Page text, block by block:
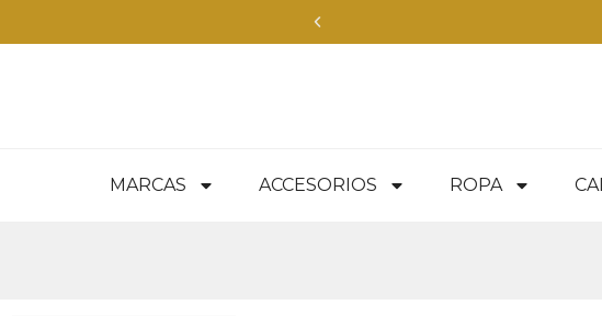
MARCAS ACCESORIOS ROPA